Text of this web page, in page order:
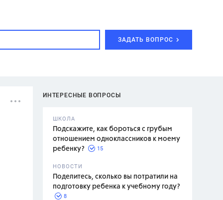
ЗАДАТЬ ВОПРОС
ИНТЕРЕСНЫЕ ВОПРОСЫ
ШКОЛА
Подскажите, как бороться с грубым
отношением одноклассников к моему
ребенку?
15
НОВОСТИ
Поделитесь, сколько вы потратили на
подготовку ребенка к учебному году?
8